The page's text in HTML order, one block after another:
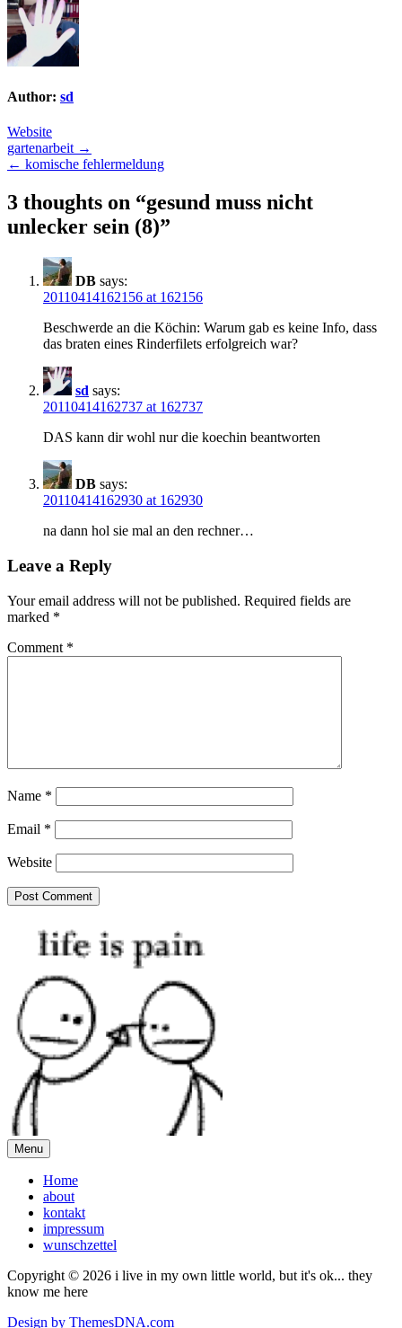
Author: sd
Website
Post
navigation
gartenarbeit →
← komische fehlermeldung
3 thoughts on “gesund muss nicht
unlecker sein (8)”
DB says:
20110414162156 at 162156
Beschwerde an die Köchin: Warum gab es keine Info, dass
das braten eines Rinderfilets erfolgreich war?
sd says:
20110414162737 at 162737
DAS kann dir wohl nur die koechin beantworten
DB says:
20110414162930 at 162930
na dann hol sie mal an den rechner…
Leave a Reply
Your email address will not be published. Required fields are
marked *
Comment *
Name *
Email *
Website
Menu
Home
about
kontakt
impressum
wunschzettel
Copyright © 2026 i live in my own little world, but it's ok... they
know me here
Design by ThemesDNA.com